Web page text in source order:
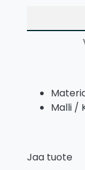
Malli /
Jaa tuote